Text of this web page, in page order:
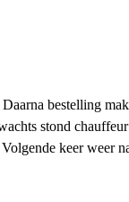
bestelling
stond
keer weer